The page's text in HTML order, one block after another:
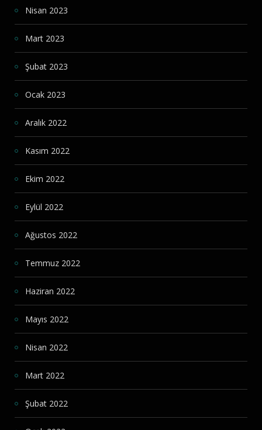
Nisan 2023
Mart 2023
Şubat 2023
Ocak 2023
Aralık 2022
Kasım 2022
Ekim 2022
Eylül 2022
Ağustos 2022
Temmuz 2022
Haziran 2022
Mayıs 2022
Nisan 2022
Mart 2022
Şubat 2022